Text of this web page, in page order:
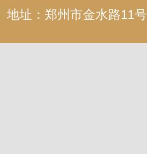
地址：郑州市金水路11号